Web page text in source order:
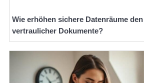
Wie erhöhen sichere Datenräume
vertraulicher Dokumente?